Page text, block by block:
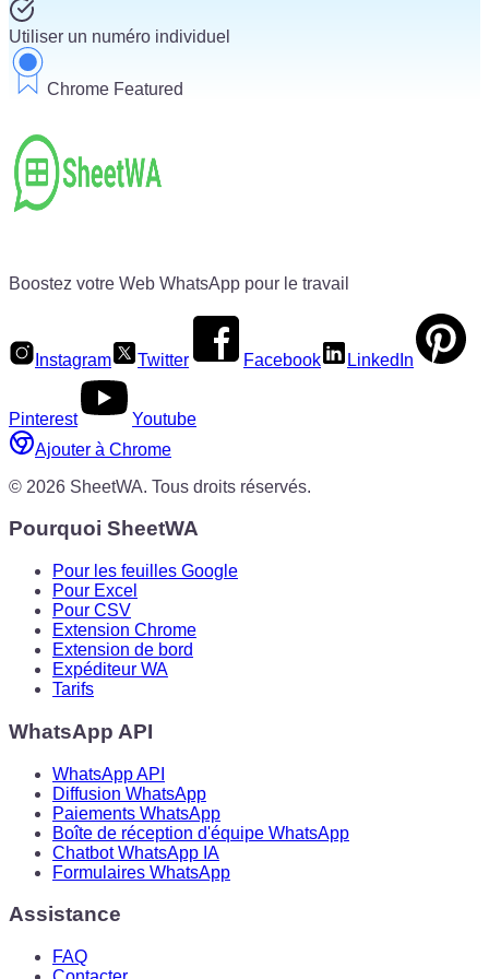
Utiliser un numéro individuel
Chrome Featured
Boostez votre Web WhatsApp pour le travail
Instagram Twitter Facebook LinkedIn
Pinterest
Youtube
Ajouter à Chrome
© 2026 SheetWA. Tous droits réservés.
Pourquoi SheetWA
Pour les feuilles Google
Pour Excel
Pour CSV
Extension Chrome
Extension de bord
Expéditeur WA
Tarifs
WhatsApp API
WhatsApp API
Diffusion WhatsApp
Paiements WhatsApp
Boîte de réception d'équipe WhatsApp
Chatbot WhatsApp IA
Formulaires WhatsApp
Assistance
FAQ